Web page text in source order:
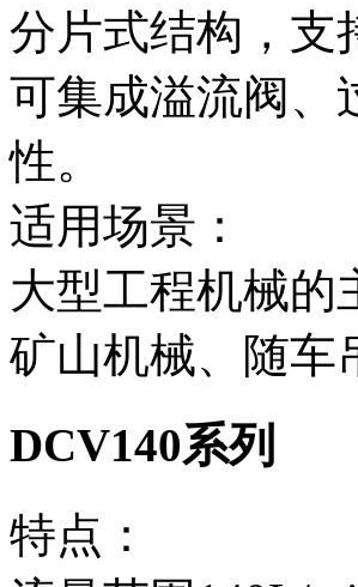
分片式结构，支
可集成溢流阀、
性。
适用场景‌：
大型工程机械的
矿山机械、随车
DCV140系列
特点‌：